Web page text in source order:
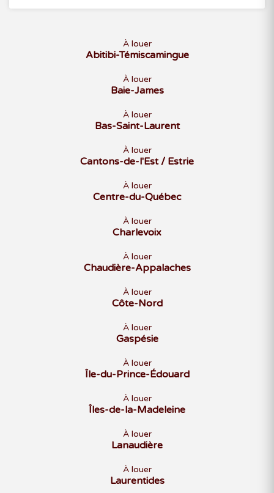
À louer
Abitibi-Témiscamingue
À louer
Baie-James
À louer
Bas-Saint-Laurent
À louer
Cantons-de-l'Est / Estrie
À louer
Centre-du-Québec
À louer
Charlevoix
À louer
Chaudière-Appalaches
À louer
Côte-Nord
À louer
Gaspésie
À louer
Île-du-Prince-Édouard
À louer
Îles-de-la-Madeleine
À louer
Lanaudière
À louer
Laurentides